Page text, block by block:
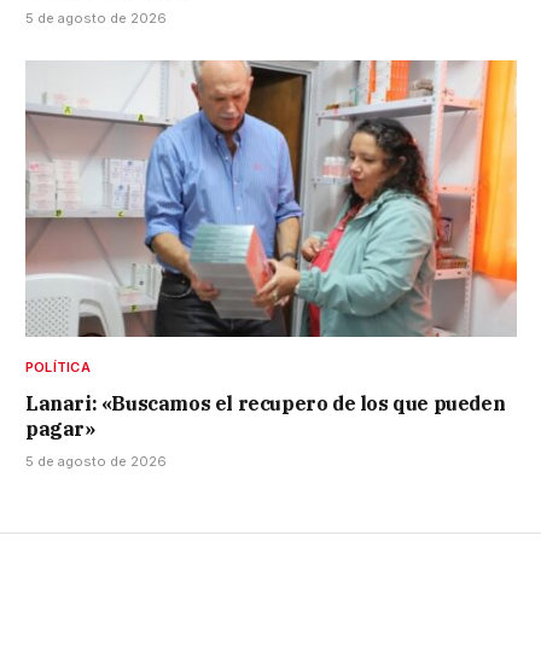
5 de agosto de 2026
POLÍTICA
Lanari: «Buscamos el recupero de los que pueden
pagar»
5 de agosto de 2026